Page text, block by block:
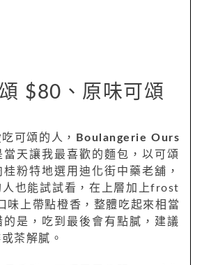
$80、原味可頌
可頌的人，
Boulangerie Ours
當天讓我最喜歡的麵包，以可頌
粉特地選用迪化街中藥老舖，
人也能試試看，在上層加上frost
味上帶點橙香，整體吃起來相當
的是，吃到最後會有點膩，建議
茶解膩。